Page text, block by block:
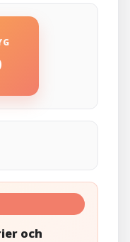
och